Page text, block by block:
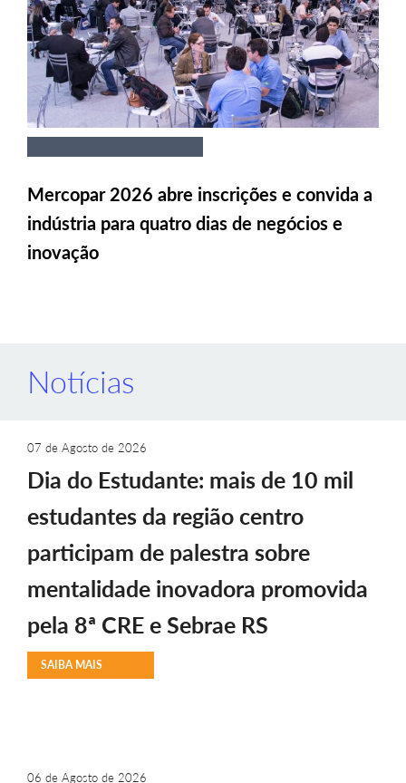
Mercopar 2026 abre inscrições e convida a
indústria para quatro dias de negócios e
inovação
Notícias
07 de Agosto de 2026
Dia do Estudante: mais de 10 mil
estudantes da região centro
participam de palestra sobre
mentalidade inovadora promovida
pela 8ª CRE e Sebrae RS
SAIBA MAIS
06 de Agosto de 2026